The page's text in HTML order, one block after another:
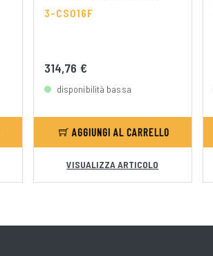
3-CS016F
314,76 €
disponibilità bassa
AGGIUNGI AL CARRELLO
VISUALIZZA ARTICOLO